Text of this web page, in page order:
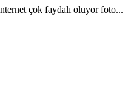
çok faydalı oluyor foto...